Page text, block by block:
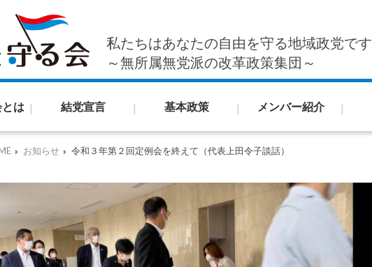
私たちはあなたの自由を守る地域政党です
～無所属無党派の改革政策集団～
は 結党宣言 基本政策 メンバー紹介
お知らせ 令和３年第２回定例会を終えて（代表上田令子談話）